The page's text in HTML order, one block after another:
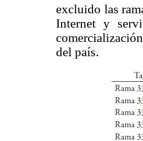
excluido las
Internet y
del país.